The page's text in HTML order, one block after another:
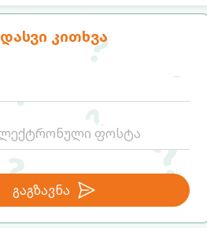
დასვი კითხვა
გაგზავნა